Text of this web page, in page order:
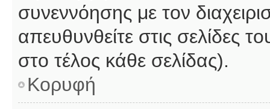
συνεννόησης με τον
απευθυνθείτε στις
στο τέλος κάθε σελίδας).
Κορυφή